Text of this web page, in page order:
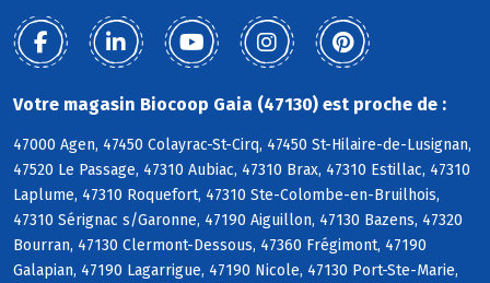
Votre magasin Biocoop Gaia (47130) est proche de :
47000 Agen, 47450 Colayrac-St-Cirq, 47450 St-Hilaire-de-Lusignan,
47520 Le Passage, 47310 Aubiac, 47310 Brax, 47310 Estillac, 47310
Laplume, 47310 Roquefort, 47310 Ste-Colombe-en-Bruilhois,
47310 Sérignac s/Garonne, 47190 Aiguillon, 47130 Bazens, 47320
Bourran, 47130 Clermont-Dessous, 47360 Frégimont, 47190
Galapian, 47190 Lagarrigue, 47190 Nicole, 47130 Port-Ste-Marie,